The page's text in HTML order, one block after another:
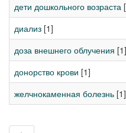
дети дошкольного возраста
диализ [1]
доза внешнего облучения [1]
донорство крови [1]
желчнокаменная болезнь [1]